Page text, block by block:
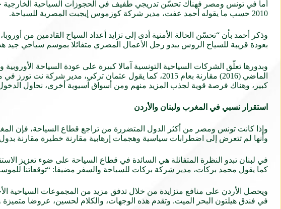
2010 حسب ما يقوله أحمد عفت، مدير شركة كوزموس إيجبت المصرية للسياحة.
وذكر أحمد بأن “تحسّن الحالة الأمنية أدى إلى تزايد أعداد السياح القادمين من
بعودة قريبة للسياح الروس يبدو رجل الأعمال المصري متفائلا بموسم سياحي جيد هذا
الماضي (2016) مقارنة بعام 2015، كما يقول عثمان تركي،
كبير، وهناك فرصة قوية لجذب المزيد منهم ومن أسواق آسيوية أخرى، نحاول الدخول
استقرار نسبي في المغرب ولبنان والأردن
وإذا كانت تونس ومصر من أكثر الدول المتضررة من تراجع قطاع السياحة، فإن
وأنها لم تتعرض إلى اضطرابات سياسية وهجمات إرهابية مقارنة خطيرة مقارنة
في لبنان تبدو النظرة المتفائلة هي السائدة في قطاع السياحة على ضوء تعزيز
كما يقول محمد بركات، مدير شركة بركات للسياحة والسفر مضيفا: “توقعاتنا
ويحصل الأردن على منافع متزايدة من خلال تدفق مزيد من المجموعات السياحية
في فندق هيلتون البحر الميت. وتقدم هذه الوجهات، والكلام لحسين، عروضا